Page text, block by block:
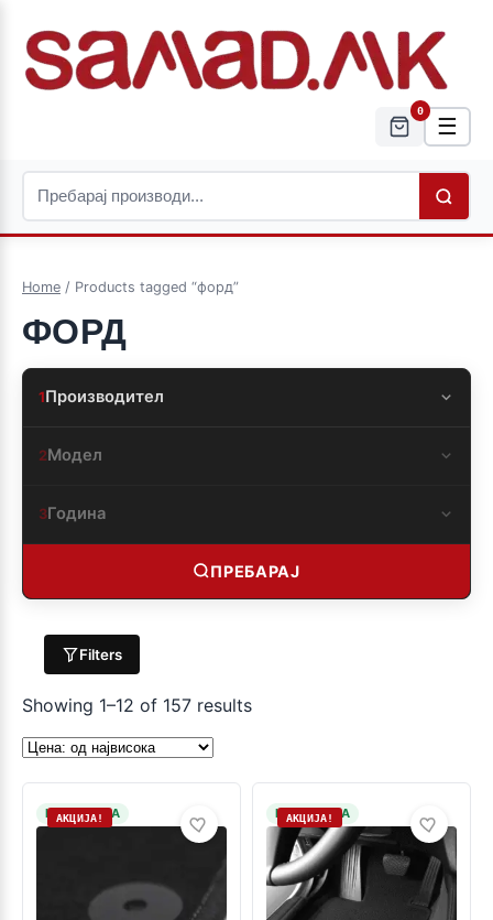
0
☰
Home / Products tagged “форд”
ФОРД
1Производител
2Модел
3Година
ПРЕБАРАЈ
Filters
Showing 1–12 of 157 results
НА ЗАЛИХА
АКЦИЈА! НА ЗАЛИХА
АКЦИЈА!